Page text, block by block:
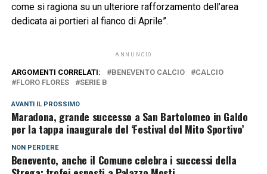
come si ragiona su un ulteriore rafforzamento dell’area
dedicata ai portieri al fianco di Aprile”.
ANNUNCIO
ARGOMENTI CORRELATI: BENEVENTO CALCIO
CALCIO
FLORO FLORES
SERIE B
AVANTI IL ​​PROSSIMO
Maradona, grande successo a San Bartolomeo in Galdo
per la tappa inaugurale del ‘Festival del Mito Sportivo’
NON PERDERE
Benevento, anche il Comune celebra i successi della